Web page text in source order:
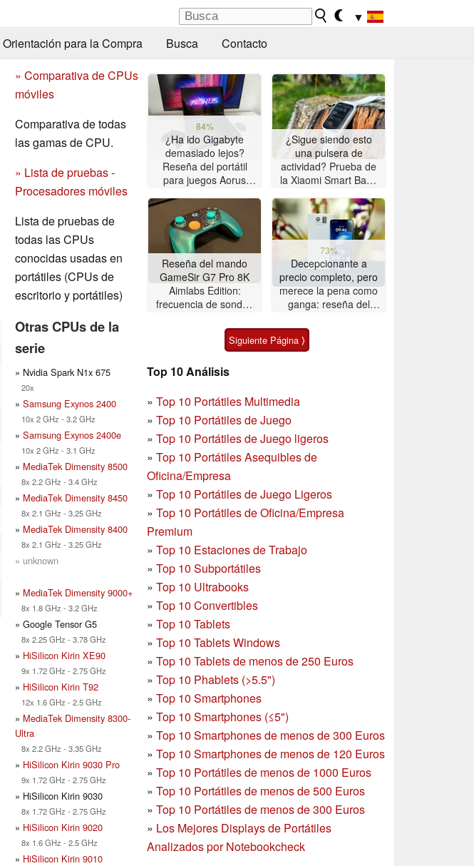
▼
Orientación para la Compra Busca Contacto
» Comparativa de CPUs
móviles
Comparativa de todas
las gamas de CPU.
» Lista de pruebas -
Procesadores móviles
Lista de pruebas de
todas las CPUs
conocidas usadas en
portátiles (CPUs de
escritorio y portátiles)
Otras CPUs de la
serie
» Nvidia Spark N1x 675
20x
» Samsung Exynos 2400
10x 2 GHz - 3.2 GHz
» Samsung Exynos 2400e
10x 2 GHz - 3.1 GHz
» MediaTek Dimensity 8500
8x 2.2 GHz - 3.4 GHz
» MediaTek Dimensity 8450
8x 2.1 GHz - 3.25 GHz
» MediaTek Dimensity 8400
8x 2.1 GHz - 3.25 GHz
» unknown
» MediaTek Dimensity 9000+
8x 1.8 GHz - 3.2 GHz
» Google Tensor G5
8x 2.25 GHz - 3.78 GHz
» HiSilicon Kirin XE90
9x 1.72 GHz - 2.75 GHz
» HiSilicon Kirin T92
12x 1.6 GHz - 2.5 GHz
» MediaTek Dimensity 8300-
Ultra
8x 2.2 GHz - 3.35 GHz
» HiSilicon Kirin 9030 Pro
9x 1.72 GHz - 2.75 GHz
» HiSilicon Kirin 9030
8x 1.72 GHz - 2.75 GHz
» HiSilicon Kirin 9020
8x 1.6 GHz - 2.5 GHz
» HiSilicon Kirin 9010
84%
¿Ha ido Gigabyte
demasiado lejos?
Reseña del portátil
para juegos Aorus
Zen 5
¿Sigue siendo esto
una pulsera de
actividad? Prueba de
la Xiaomi Smart Band
Reseña del mando
GameSir G7 Pro 8K
Aimlabs Edition:
frecuencia de sondeo
asequible
73%
Decepcionante a
precio completo, pero
merece la pena como
ganga: reseña del
Moto G47
Siguiente Página ⟩
Top 10 Análisis
» Top 10 Portátiles Multimedia
» Top 10 Portátiles de Juego
» Top 10 Portátiles de Juego ligeros
» Top 10 Portátiles Asequibles de
Oficina/Empresa
» Top 10 Portátiles de Juego Ligeros
» Top 10 Portátiles de Oficina/Empresa
Premium
» Top 10 Estaciones de Trabajo
» Top 10 Subportátiles
» Top 10 Ultrabooks
» Top 10 Convertibles
» Top 10 Tablets
» Top 10 Tablets Windows
» Top 10 Tablets de menos de 250 Euros
» Top 10 Phablets (>5.5")
» Top 10 Smartphones
» Top 10 Smartphones (≤5")
» Top 10 Smartphones de menos de 300 Euros
» Top 10 Smartphonesde menos de 120 Euros
» Top 10 Portátiles de menos de 1000 Euros
» Top 10 Portátiles de menos de 500 Euros
» Top 10 Portátiles de menos de 300 Euros
» Los Mejores Displays de Portátiles
Analizados por Notebookcheck